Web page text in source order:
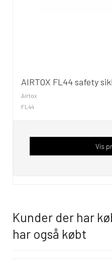
AIRTOX FL44 safety
Airtox
FL44
Vis
Kunder der har
har også købt